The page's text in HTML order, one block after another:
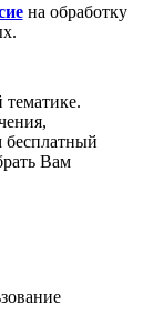
на обработку
бесплатный
Вам